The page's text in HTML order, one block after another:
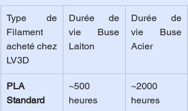
Type de
Filament
acheté chez
LV3D
Durée de
vie Buse
Laiton
Durée de
vie Buse
Acier
PLA
Standard
~500
heures
~2000
heures